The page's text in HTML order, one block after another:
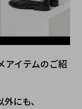
アイテムのご紹
にも、